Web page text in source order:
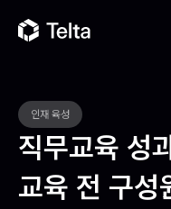
인재 육성
직무교육 성
교육 전 구성